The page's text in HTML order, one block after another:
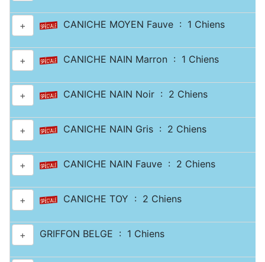
+ CANICHE MOYEN Fauve : 1 Chiens
+ CANICHE NAIN Marron : 1 Chiens
+ CANICHE NAIN Noir : 2 Chiens
+ CANICHE NAIN Gris : 2 Chiens
+ CANICHE NAIN Fauve : 2 Chiens
+ CANICHE TOY : 2 Chiens
+ GRIFFON BELGE : 1 Chiens